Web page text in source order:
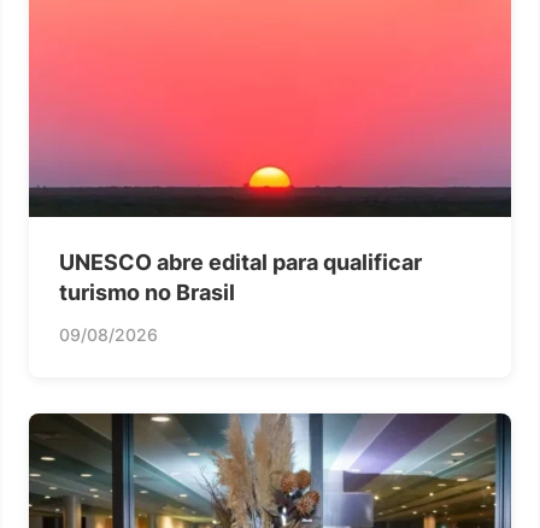
UNESCO abre edital para qualificar
turismo no Brasil
09/08/2026